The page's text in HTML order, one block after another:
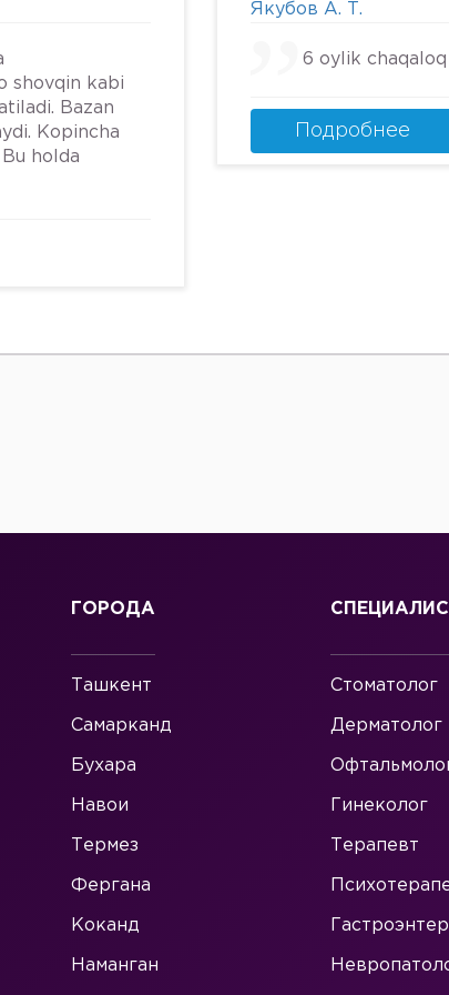
30 она выносит
писать не буду.
ней столько
обычную
shovqin kabi
Bazan
Kopincha
holda
Якубов А. Т.
6 oylik
Подробнее
ГОРОДА
Ташкент
Самарканд
Бухара
Навои
Термез
Фергана
Коканд
Наманган
Стоматолог
Дерматолог
Гинеколог
Терапевт